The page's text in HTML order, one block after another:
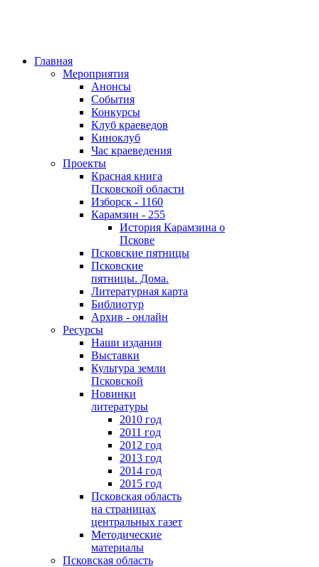
Главная
Мероприятия
Анонсы
События
Конкурсы
Клуб краеведов
Киноклуб
Час краеведения
Проекты
Красная книга
Псковской области
Изборск - 1160
Карамзин - 255
История Карамзина о
Пскове
Псковские пятницы
Псковские
пятницы. Дома.
Литературная карта
Библиотур
Архив - онлайн
Ресурсы
Наши издания
Выставки
Культура земли
Псковской
Новинки
литературы
2010 год
2011 год
2012 год
2013 год
2014 год
2015 год
Псковская область
на страницах
центральных газет
Методические
материалы
Псковская область